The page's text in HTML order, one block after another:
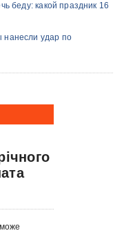
беду: какой праздник 16
нанесли удар по